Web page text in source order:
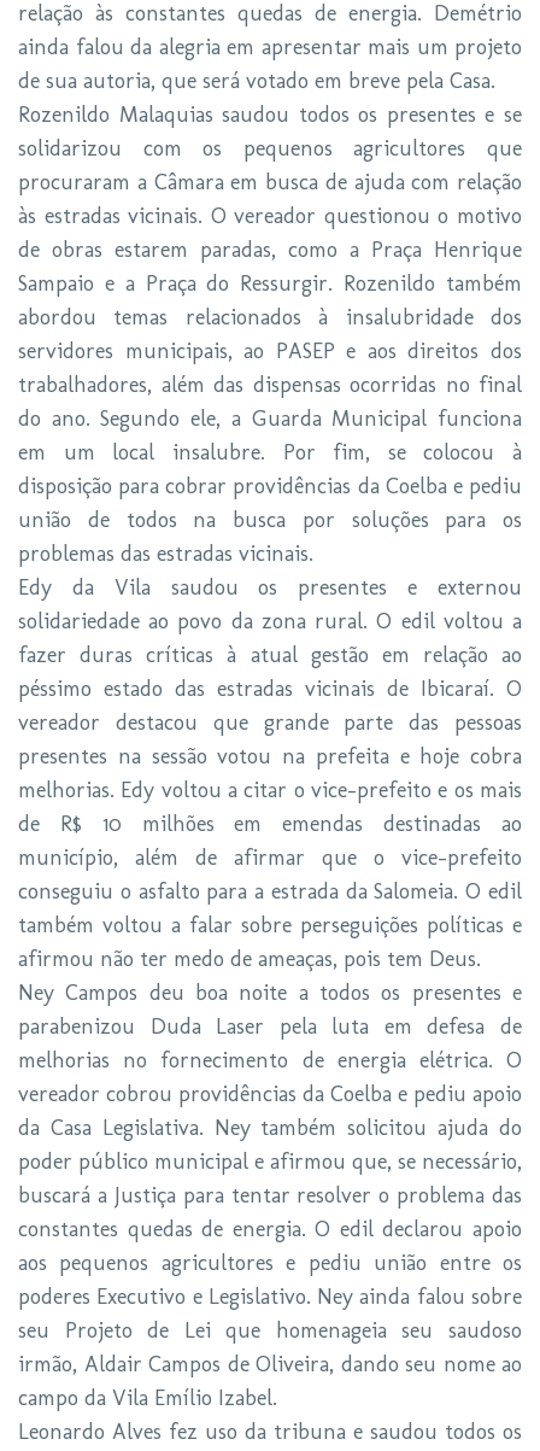
relação às constantes quedas de energia. Demétrio
ainda falou da alegria em apresentar mais um projeto
de sua autoria, que será votado em breve pela Casa.
Rozenildo Malaquias saudou todos os presentes e se
solidarizou com os pequenos agricultores que
procuraram a Câmara em busca de ajuda com relação
às estradas vicinais. O vereador questionou o motivo
de obras estarem paradas, como a Praça Henrique
Sampaio e a Praça do Ressurgir. Rozenildo também
abordou temas relacionados à insalubridade dos
servidores municipais, ao PASEP e aos direitos dos
trabalhadores, além das dispensas ocorridas no final
do ano. Segundo ele, a Guarda Municipal funciona
em um local insalubre. Por fim, se colocou à
disposição para cobrar providências da Coelba e pediu
união de todos na busca por soluções para os
problemas das estradas vicinais.
Edy da Vila saudou os presentes e externou
solidariedade ao povo da zona rural. O edil voltou a
fazer duras críticas à atual gestão em relação ao
péssimo estado das estradas vicinais de Ibicaraí. O
vereador destacou que grande parte das pessoas
presentes na sessão votou na prefeita e hoje cobra
melhorias. Edy voltou a citar o vice-prefeito e os mais
de R$ 10 milhões em emendas destinadas ao
município, além de afirmar que o vice-prefeito
conseguiu o asfalto para a estrada da Salomeia. O edil
também voltou a falar sobre perseguições políticas e
afirmou não ter medo de ameaças, pois tem Deus.
Ney Campos deu boa noite a todos os presentes e
parabenizou Duda Laser pela luta em defesa de
melhorias no fornecimento de energia elétrica. O
vereador cobrou providências da Coelba e pediu apoio
da Casa Legislativa. Ney também solicitou ajuda do
poder público municipal e afirmou que, se necessário,
buscará a Justiça para tentar resolver o problema das
constantes quedas de energia. O edil declarou apoio
aos pequenos agricultores e pediu união entre os
poderes Executivo e Legislativo. Ney ainda falou sobre
seu Projeto de Lei que homenageia seu saudoso
irmão, Aldair Campos de Oliveira, dando seu nome ao
campo da Vila Emílio Izabel.
Leonardo Alves fez uso da tribuna e saudou todos os